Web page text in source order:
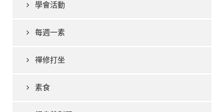
學會活動
每週一素
禪修打坐
素食